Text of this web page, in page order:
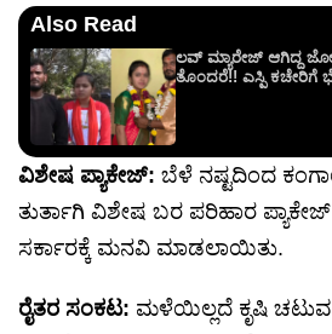
Also Read
ಲವ್ ಮ್ಯಾರೇಜ್ ಆಗಿದ್ದ
ತೊಂದರೆ!! ಎಸ್ಪಿ ಕಚೇರಿಗೆ
ವಿಶೇಷ ಪ್ಯಾಕೇಜ್: ಬೆಳೆ ನಷ್ಟದಿಂದ
ತುರ್ತಾಗಿ ವಿಶೇಷ ಬರ ಪರಿಹಾರ
ಸರ್ಕಾರಕ್ಕೆ ಮನವಿ ಮಾಡಲಾಯಿತು.
ರೈತರ ಸಂಕಟ: ಮಳೆಯಿಲ್ಲದೆ ಕೃಷಿ